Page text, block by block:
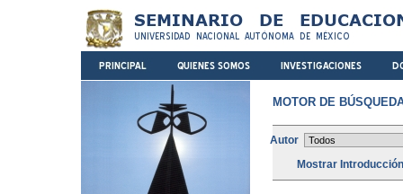
MOTOR DE
Autor
Mostrar